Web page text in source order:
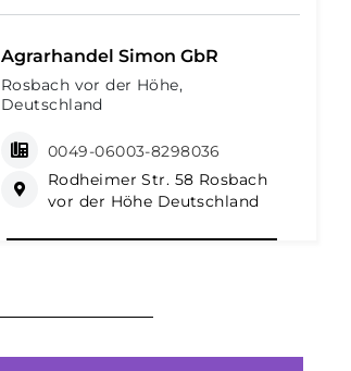
Agrarhandel Simon GbR
Rosbach vor der Höhe,
Deutschland
0049-06003-8298036
Rodheimer Str. 58 Rosbach
vor der Höhe Deutschland